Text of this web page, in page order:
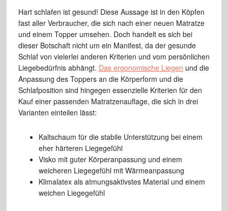
Hart schlafen ist gesund! Diese Aussage ist in den Köpfen
fast aller Verbraucher, die sich nach einer neuen Matratze
und einem Topper umsehen. Doch handelt es sich bei
dieser Botschaft nicht um ein Manifest, da der gesunde
Schlaf von vielerlei anderen Kriterien und vom persönlichen
Liegebedürfnis abhängt. Das ergonomische Liegen und die
Anpassung des Toppers an die Körperform und die
Schlafposition sind hingegen essenzielle Kriterien für den
Kauf einer passenden Matratzenauflage, die sich in drei
Varianten einteilen lässt:
Kaltschaum für die stabile Unterstützung bei einem
eher härteren Liegegefühl
Visko mit guter Körperanpassung und einem
weicheren Liegegefühl mit Wärmeanpassung
Klimalatex als atmungsaktivstes Material und einem
weichen Liegegefühl